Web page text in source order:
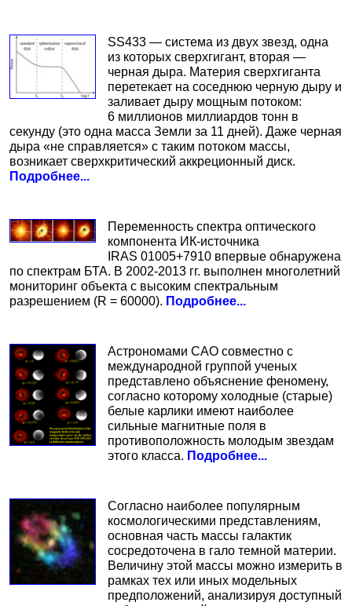
SS433 — система из двух звезд, одна
из которых сверхгигант, вторая —
черная дыра. Материя сверхгиганта
перетекает на соседнюю черную дыру и
заливает дыру мощным потоком:
6 миллионов миллиардов тонн в
секунду (это одна масса Земли за 11 дней). Даже черная
дыра «не справляется» с таким потоком массы,
возникает сверхкритический аккреционный диск.
Подробнее...
Переменность спектра оптического
компонента ИК-источника
IRAS 01005+7910 впервые обнаружена
по спектрам БТА. В 2002-2013 гг. выполнен многолетний
мониторинг объекта с высоким спектральным
разрешением (R = 60000). Подробнее...
Астрономами САО совместно с
международной группой ученых
представлено объяснение феномену,
согласно которому холодные (старые)
белые карлики имеют наиболее
сильные магнитные поля в
противоположность молодым звездам
этого класса. Подробнее...
Согласно наиболее популярным
космологическими представлениям,
основная часть массы галактик
сосредоточена в гало темной материи.
Величину этой массы можно измерить в
рамках тех или иных модельных
предположений, анализируя доступный